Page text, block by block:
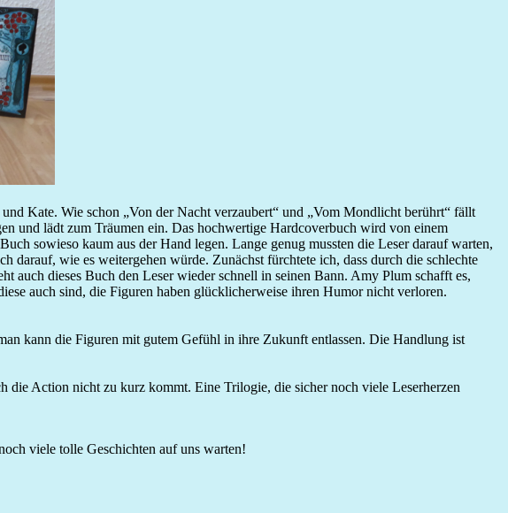
Kate. Wie schon „Von der Nacht verzaubert“ und „Vom Mondlicht berührt“ fällt
und lädt zum Träumen ein. Das hochwertige Hardcoverbuch wird von einem
sowieso kaum aus der Hand legen. Lange genug mussten die Leser darauf warten,
darauf, wie es weitergehen würde. Zunächst fürchtete ich, dass durch die schlechte
auch dieses Buch den Leser wieder schnell in seinen Bann. Amy Plum schafft es,
auch sind, die Figuren haben glücklicherweise ihren Humor nicht verloren.
kann die Figuren mit gutem Gefühl in ihre Zukunft entlassen. Die Handlung ist
Action nicht zu kurz kommt. Eine Trilogie, die sicher noch viele Leserherzen
viele tolle Geschichten auf uns warten!